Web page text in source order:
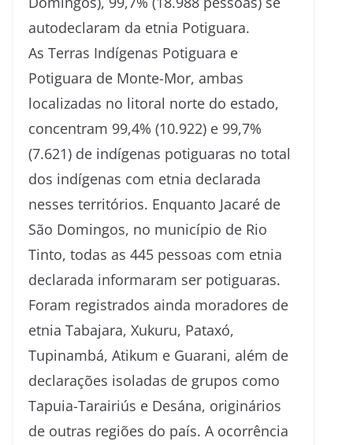
autodeclaram da etnia Potiguara.
As Terras Indígenas Potiguara e
Potiguara de Monte-Mor, ambas
localizadas no litoral norte do estado,
concentram 99,4% (10.922) e 99,7%
(7.621) de indígenas potiguaras no total
dos indígenas com etnia declarada
nesses territórios. Enquanto Jacaré de
São Domingos, no município de Rio
Tinto, todas as 445 pessoas com etnia
declarada informaram ser potiguaras.
Foram registrados ainda moradores de
etnia Tabajara, Xukuru, Pataxó,
Tupinambá, Atikum e Guarani, além de
declarações isoladas de grupos como
Tapuia-Tarairiús e Desána, originários
de outras regiões do país. A ocorrência